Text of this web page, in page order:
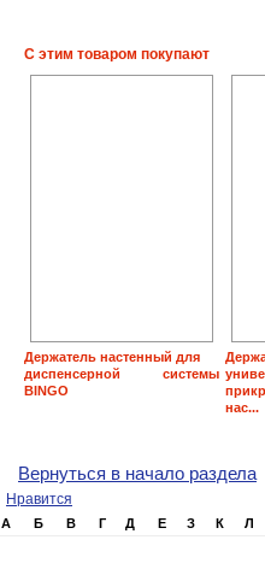
С этим товаром покупают
Держатель настенный для
диспенсерной системы
BINGO
нас...
Вернуться в начало раздела
Нравится
А Б В Г Д Е З К Л